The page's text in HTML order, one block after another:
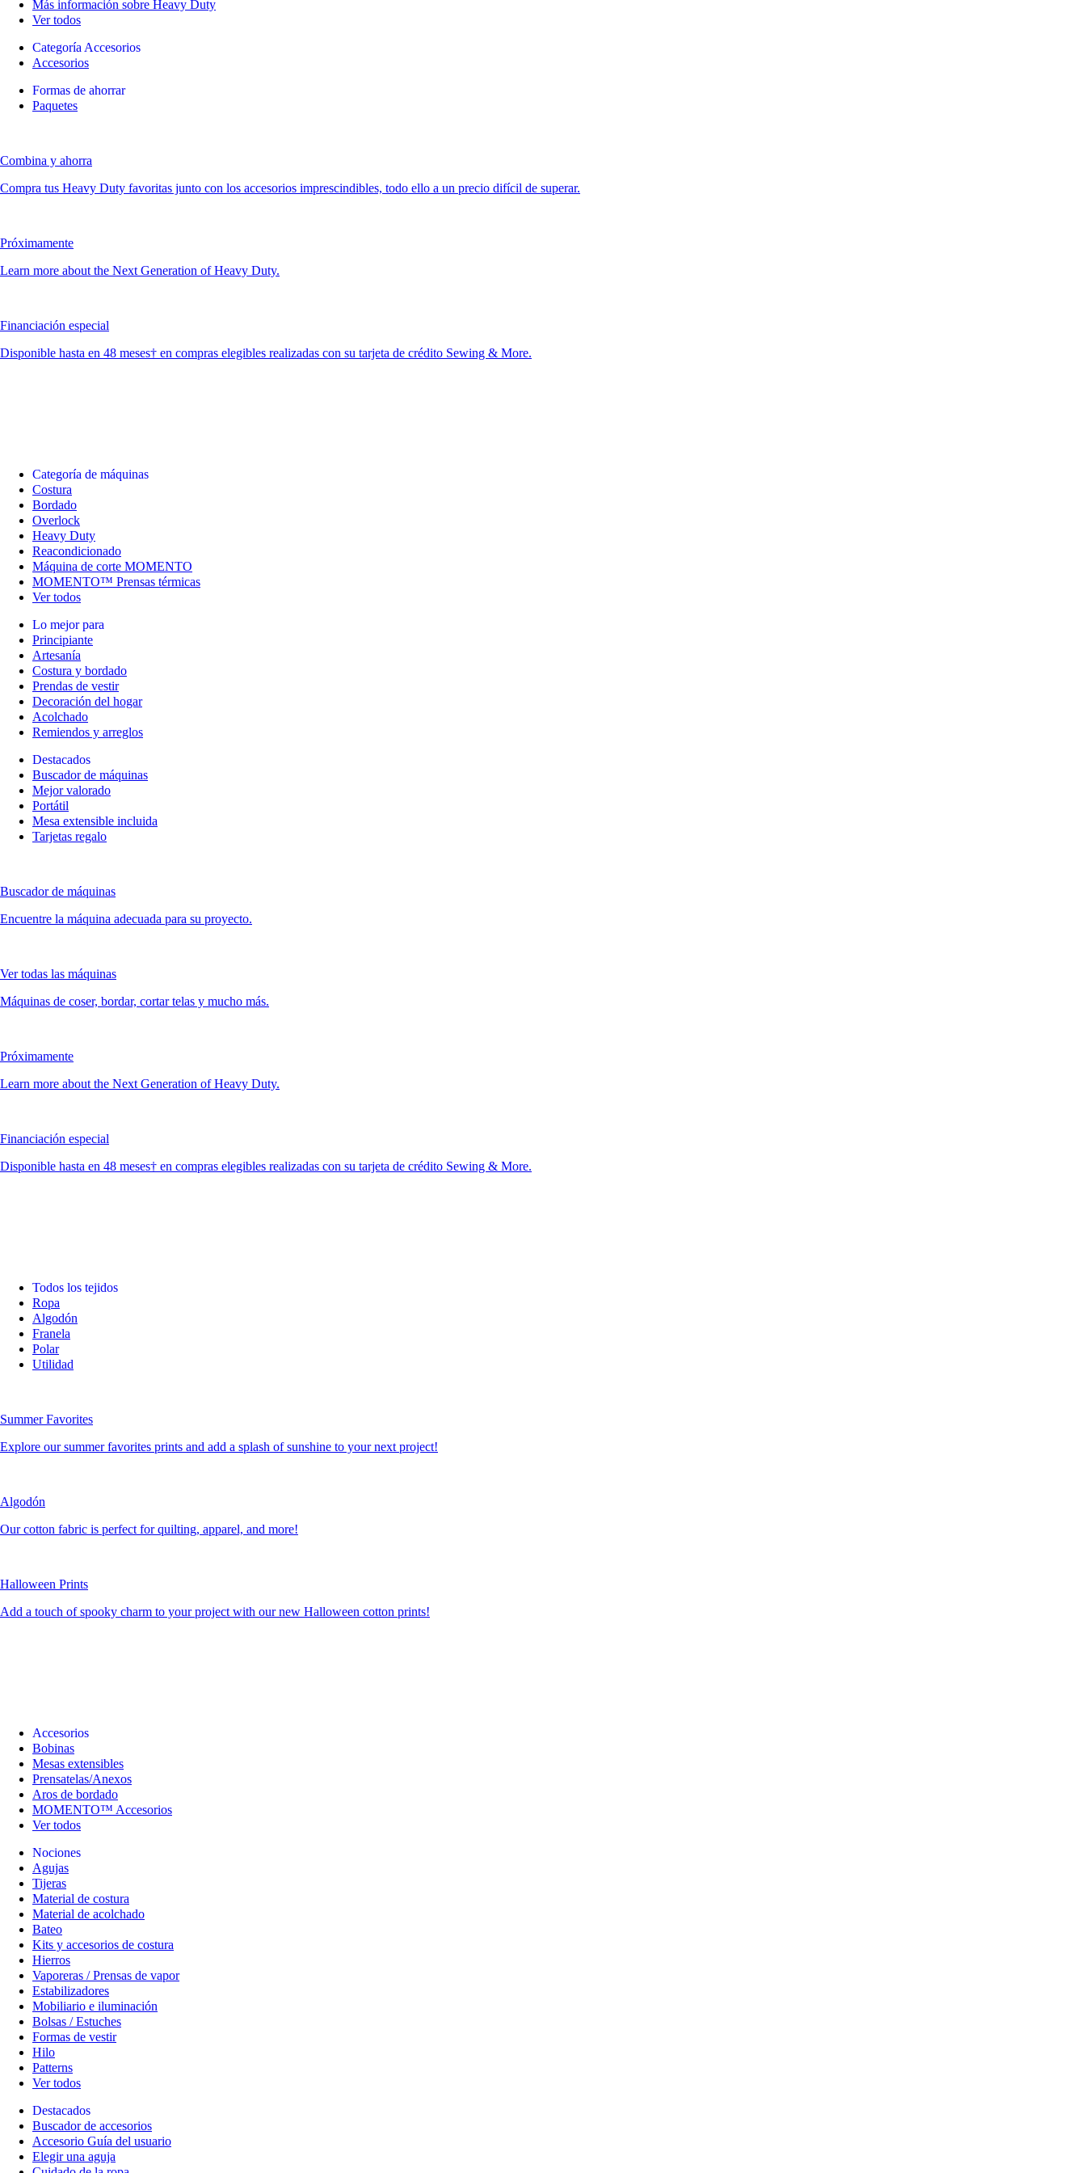
Más información sobre Heavy Duty
Ver todos
Categoría Accesorios
Accesorios
Formas de ahorrar
Paquetes
Combina y ahorra
Compra tus Heavy Duty favoritas junto con los accesorios imprescindibles, todo ello a un precio difícil de superar.
Próximamente
Learn more about the Next Generation of Heavy Duty.
Financiación especial
Disponible hasta en 48 meses† en compras elegibles realizadas con su tarjeta de crédito Sewing & More.
Categoría de máquinas
Costura
Bordado
Overlock
Heavy Duty
Reacondicionado
Máquina de corte MOMENTO
MOMENTO™ Prensas térmicas
Ver todos
Lo mejor para
Principiante
Artesanía
Costura y bordado
Prendas de vestir
Decoración del hogar
Acolchado
Remiendos y arreglos
Destacados
Buscador de máquinas
Mejor valorado
Portátil
Mesa extensible incluida
Tarjetas regalo
Buscador de máquinas
Encuentre la máquina adecuada para su proyecto.
Ver todas las máquinas
Máquinas de coser, bordar, cortar telas y mucho más.
Próximamente
Learn more about the Next Generation of Heavy Duty.
Financiación especial
Disponible hasta en 48 meses† en compras elegibles realizadas con su tarjeta de crédito Sewing & More.
Todos los tejidos
Ropa
Algodón
Franela
Polar
Utilidad
Summer Favorites
Explore our summer favorites prints and add a splash of sunshine to your next project!
Algodón
Our cotton fabric is perfect for quilting, apparel, and more!
Halloween Prints
Add a touch of spooky charm to your project with our new Halloween cotton prints!
Accesorios
Bobinas
Mesas extensibles
Prensatelas/Anexos
Aros de bordado
MOMENTO™ Accesorios
Ver todos
Nociones
Agujas
Tijeras
Material de costura
Material de acolchado
Bateo
Kits y accesorios de costura
Hierros
Vaporeras / Prensas de vapor
Estabilizadores
Mobiliario e iluminación
Bolsas / Estuches
Formas de vestir
Hilo
Patterns
Ver todos
Destacados
Buscador de accesorios
Accesorio Guía del usuario
Elegir una aguja